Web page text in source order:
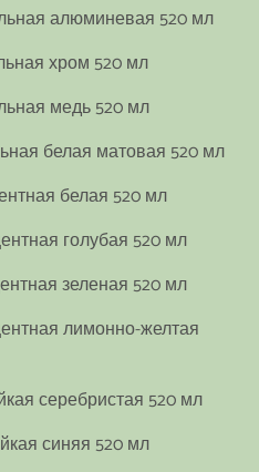
алюминевая 520 мл
хром 520 мл
медь 520 мл
белая матовая 520 мл
белая 520 мл
голубая 520 мл
зеленая 520 мл
лимонно-желтая
серебристая 520 мл
синяя 520 мл